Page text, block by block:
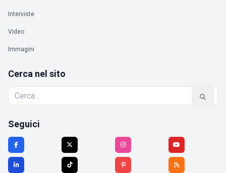
Interviste
Video
Immagini
Cerca nel sito
Seguici